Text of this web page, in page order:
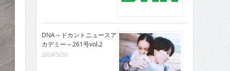
DNA～ドカントニュースア
カデミー～261号vol.2
2024/5/20